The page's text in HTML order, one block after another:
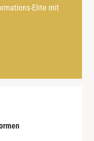
Elite mit